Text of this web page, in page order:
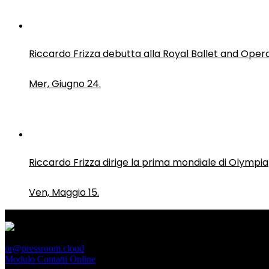
Riccardo Frizza debutta alla Royal Ballet and
Mer, Giugno 24.
Riccardo Frizza dirige la prima mondiale di Olympia
Ven, Maggio 15.
pr@pressroom.cloud
Modulo Contatti Online